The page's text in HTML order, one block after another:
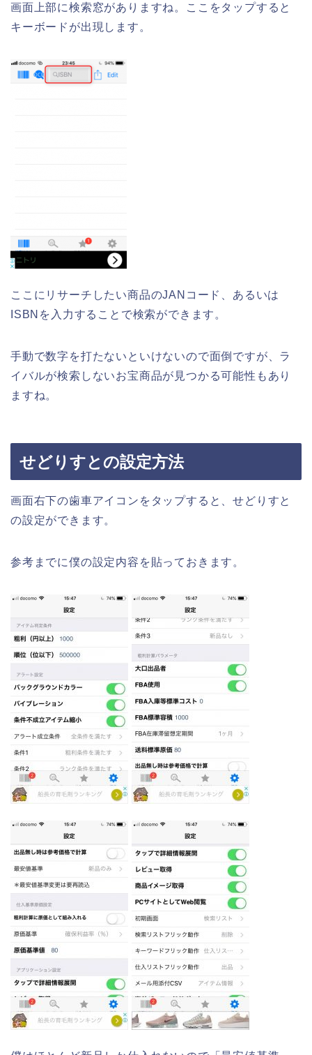
画面上部に検索窓がありますね。ここをタップすると
キーボードが出現します。
ここにリサーチしたい商品のJANコード、あるいは
ISBNを入力することで検索ができます。
手動で数字を打たないといけないので面倒ですが、ラ
イバルが検索しないお宝商品が見つかる可能性もあり
ますね。
せどりすとの設定方法
画面右下の歯車アイコンをタップすると、せどりすと
の設定ができます。
参考までに僕の設定内容を貼っておきます。